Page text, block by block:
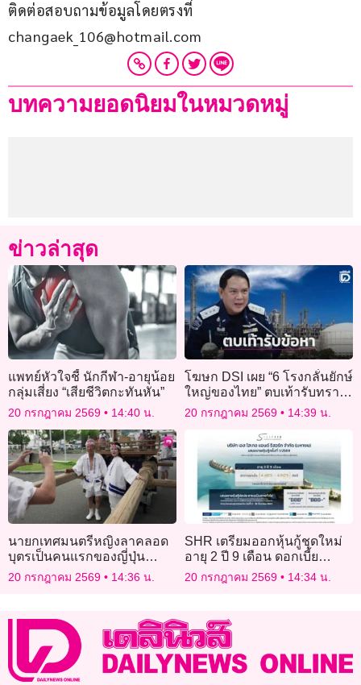
ติดต่อสอบถามข้อมูลโดยตรงที่
changaek_106@hotmail.com
บทความยอดนิยมในหมวดหมู่
ข่าวล่าสุด
แพทย์หัวใจชี้ นักกีฬา-อายุน้อย
กลุ่มเสี่ยง “เสียชีวิตกะทันหัน”
20 กรกฎาคม 2569 14:40 น.
โฆษก DSI เผย “6 โรงกลั่นยักษ์
ใหญ่ของไทย” ตบเท้ารับทราบ
ข้อกล่าวหาครบแล้ว
20 กรกฎาคม 2569 14:39 น.
นายกเทศมนตรีหญิงลาคลอด
บุตรเป็นคนแรกของญี่ปุ่น
ท่ามกลางเสียงวิจารณ์
20 กรกฎาคม 2569 14:36 น.
SHR เตรียมออกหุ้นกู้ชุดใหม่
อายุ 2 ปี 9 เดือน ดอกเบี้ย
[4.40% – 4.60%] ต่อปี คาด
เสนอขาย 14 – 16 กันยายน
20 กรกฎาคม 2569 14:34 น.